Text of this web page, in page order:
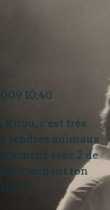
10:40
Kitou, c'est très
tendres animaux
avec 2 de
touchant ton